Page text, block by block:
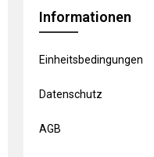
Informationen
Einheitsbedingungen
Datenschutz
AGB